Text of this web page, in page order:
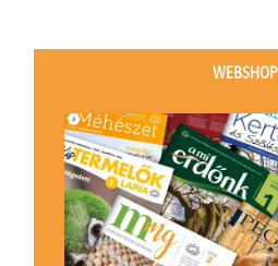
WEBSHOP